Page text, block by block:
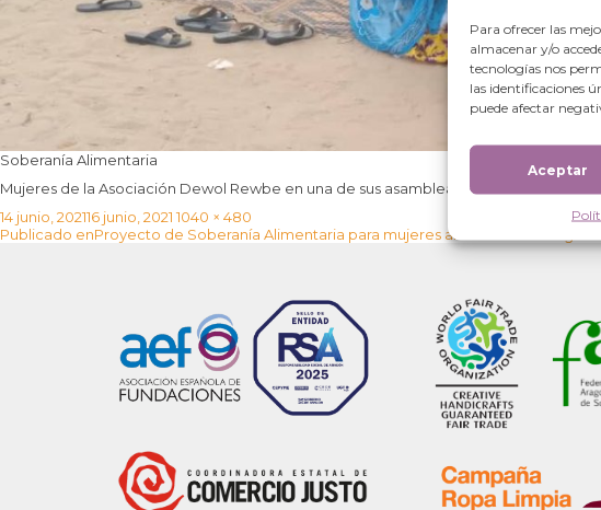
Para ofrecer las
almacenar y/o
tecnologías nos
las identificaciones
puede afectar
Aceptar
Soberanía Alimentaria
Mujeres de la Asociación Dewol Rewbe en una de sus asambleas (Pendao, Senegal).
Publicado
el
14 junio, 202116 junio, 2021 Tamaño
completo
1040 × 480
Navegación
Publicado enProyecto de Soberanía Alimentaria para mujeres al norte de Senegal